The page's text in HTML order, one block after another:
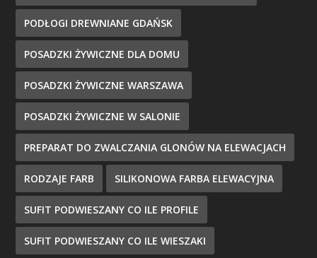
PODŁOGI DREWNIANE GDAŃSK
POSADZKI ŻYWICZNE DLA DOMU
POSADZKI ŻYWICZNE WARSZAWA
POSADZKI ŻYWICZNE W SALONIE
PREPARAT DO ZWALCZANIA GLONÓW NA ELEWACJACH
RODZAJE FARB SILIKONOWA FARBA ELEWACYJNA
SUFIT PODWIESZANY CO ILE PROFILE
SUFIT PODWIESZANY CO ILE WIESZAKI